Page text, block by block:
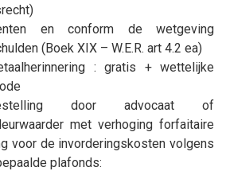
en conform de wetgeving
(Boek XIX – W.E.R. art 4.2 ea)
: gratis + wettelijke
door advocaat of
met verhoging forfaitaire
voor de invorderingskosten volgens
plafonds: